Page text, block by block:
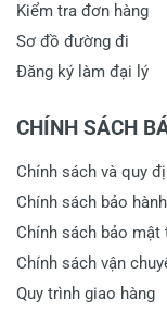
Kiểm tra đơn hàng
Sơ đồ đường đi
Đăng ký làm đại lý
CHÍNH SÁCH
Chính sách và quy
Chính sách bảo
Chính sách bảo mật
Chính sách vận
Quy trình giao hàng